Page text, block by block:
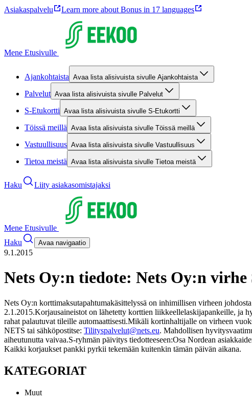
Asiakaspalvelu Learn more about Bonus in 17 languages
Mene Etusivulle
Ajankohtaista Avaa lista alisivuista sivulle Ajankohtaista
Palvelut Avaa lista alisivuista sivulle Palvelut
S-Etukortti Avaa lista alisivuista sivulle S-Etukortti
Töissä meillä Avaa lista alisivuista sivulle Töissä meillä
Vastuullisuus Avaa lista alisivuista sivulle Vastuullisuus
Tietoa meistä Avaa lista alisivuista sivulle Tietoa meistä
Haku Liity asiakasomistajaksi
Mene Etusivulle
Haku
Avaa navigaatio
9.1.2015
Nets Oy:n tiedote: Nets Oy:n
Nets Oy:n korttimaksutapahtumakäsittelyssä on inhimillisen virheen
2.1.2015.Korjausaineistot on lähetetty korttien liikkeellelaskijapankeille, ja
rahat palautuvat tileille automaattisesti.Mikäli kortinhaltijalle on virheen
NETS tai sähköpostitse: Tilityspalvelut@nets.eu. Mahdollisen
aiheutunutta vaivaa.S-ryhmän päivitys tiedotteeseen:Osa Nordean
Kaikki korjaukset pankki pyrkii tekemään kuitenkin tämän päivän aikana.
KATEGORIAT
Muut